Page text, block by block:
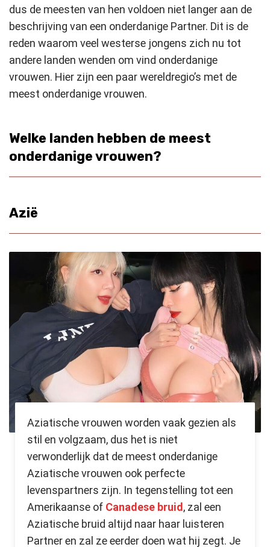
dus de meesten van hen voldoen niet langer aan de
beschrijving van een onderdanige Partner. Dit is de
reden waarom veel westerse jongens zich nu tot
andere landen wenden om vind onderdanige
vrouwen. Hier zijn een paar wereldregio’s met de
meest onderdanige vrouwen.
Welke landen hebben de meest
onderdanige vrouwen?
Azië
Aziatische vrouwen worden vaak gezien als
stil en volgzaam, dus het is niet
verwonderlijk dat de meest onderdanige
Aziatische vrouwen ook perfecte
levenspartners zijn. In tegenstelling tot een
Amerikaanse of Canadese bruid , zal een
Aziatische bruid altijd naar haar luisteren
Partner en zal ze eerder doen wat hij zegt. Je